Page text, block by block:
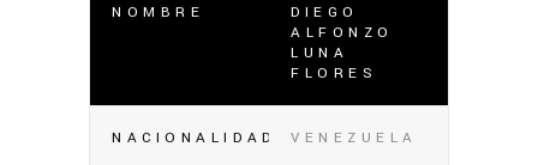
NOMBRE
DIEGO
ALFONZO
LUNA
FLORES
NACIONALIDAD VENEZUELA